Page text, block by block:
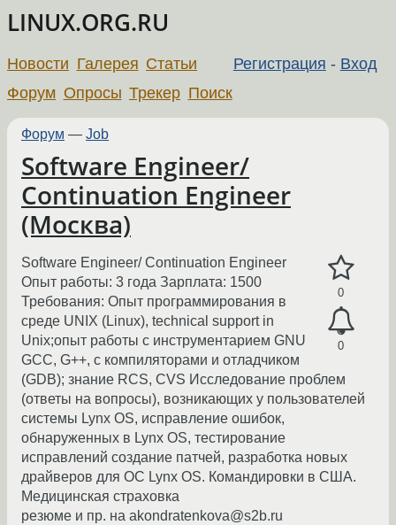
LINUX.ORG.RU
Регистрация - Вход
Новости Галерея Статьи
Форум Опросы Трекер Поиск
Форум — Job
Software Engineer/
Continuation Engineer
(Москва)
0
0
Software Engineer/ Continuation Engineer
Опыт работы: 3 года Зарплата: 1500
Требования: Опыт программирования в
среде UNIX (Linux), technical support in
Unix;опыт работы с инструментарием GNU
GCC, G++, с компиляторами и отладчиком
(GDB); знание RCS, CVS Исследование проблем
(ответы на вопросы), возникающих у пользователей
системы Lynx OS, исправление ошибок,
обнаруженных в Lynx OS, тестирование
исправлений создание патчей, разработка новых
драйверов для ОС Lynx OS. Командировки в США.
Медицинская страховка
резюме и пр. на akondratenkova@s2b.ru